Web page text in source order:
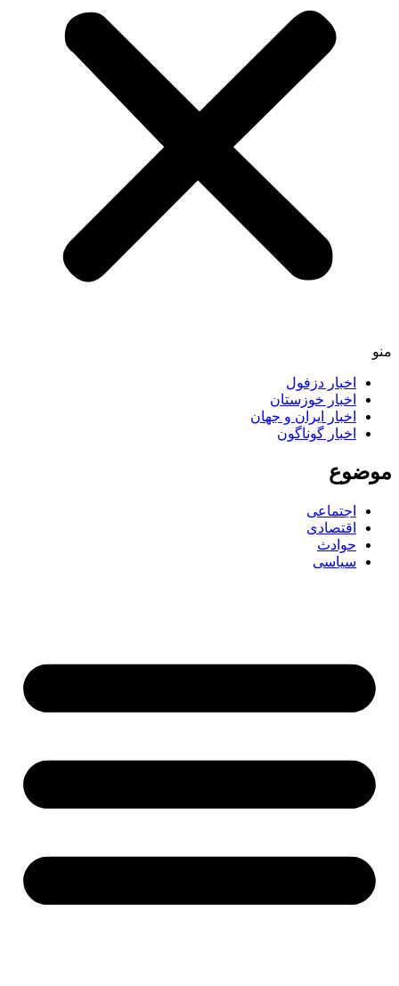
اخبار دزفول
اخبار خوزستان
اخبار ایران و جهان
اخبار گوناگون
اجتماعی
اقتصادی
حوادث
سیاسی